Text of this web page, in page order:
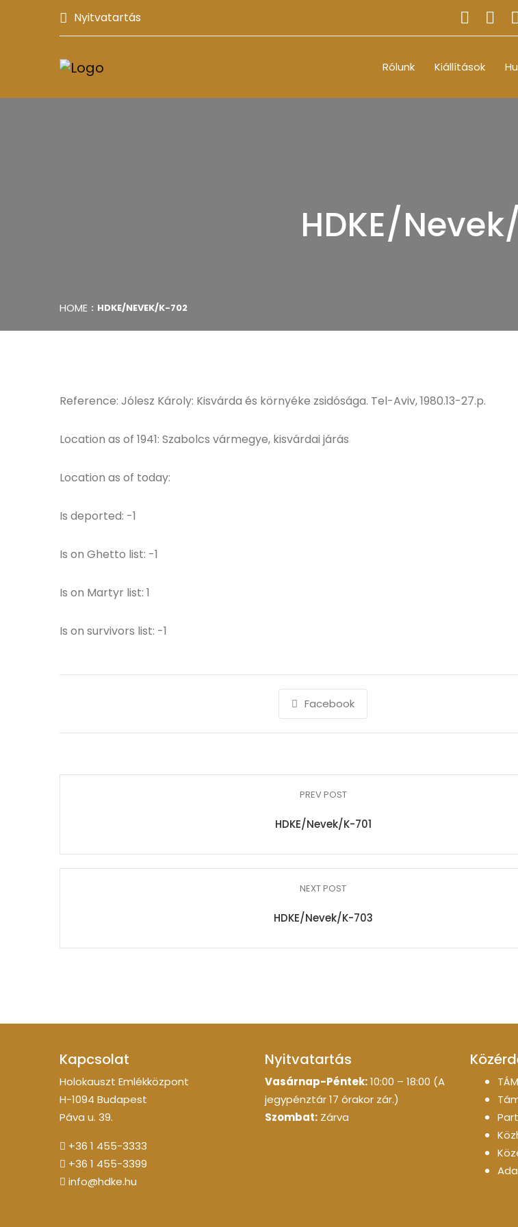
Nyitvatartás
Rólunk Kiállítások
HDKE/
HOME HDKE/NEVEK/K-702
Reference: Jólesz Károly: Kisvárda és környéke zsidósága. Tel-Aviv, 1980.13-27.p.
Location as of 1941: Szabolcs vármegye, kisvárdai járás
Location as of today:
Is deported: -1
Is on Ghetto list: -1
Is on Martyr list: 1
Is on survivors list: -1
Facebook
PREV POST
HDKE/Nevek/K-701
NEXT POST
HDKE/Nevek/K-703
Kapcsolat
Holokauszt Emlékközpont
H-1094 Budapest
Páva u. 39.
+36 1 455-3333
+36 1 455-3399
info@hdke.hu
Nyitvatartás
Vasárnap-Péntek:10:00 – 18:00 (A
jegypénztár 17 órakor zár.)
Szombat: Zárva